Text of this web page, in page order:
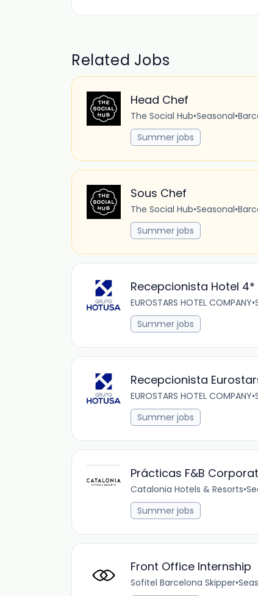
Related Jobs
Head Chef
The Social Hub•Seasonal•
Summer jobs
Sous Chef
The Social Hub•Seasonal•
Summer jobs
Recepcionista Hotel
EUROSTARS HOTEL COMPANY•
Summer jobs
Recepcionista
EUROSTARS HOTEL COMPANY•
Summer jobs
Prácticas F&B
Catalonia Hotels & Resorts•
Summer jobs
Front Office Internship
Sofitel Barcelona Skipper•